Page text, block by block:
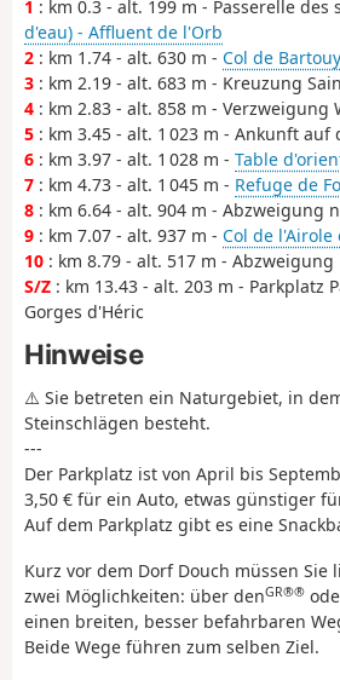
1 : km 0.3 - alt. 199 m - Passerelle des
d'eau) - Affluent de l'Orb
2 : km 1.74 - alt. 630 m - Col de
3 : km 2.19 - alt. 683 m - Kreuzung
4 : km 2.83 - alt. 858 m - Verzweigung
5 : km 3.45 - alt. 1 023 m - Ankunft auf
6 : km 3.97 - alt. 1 028 m - Table
7 : km 4.73 - alt. 1 045 m - Refuge de
8 : km 6.64 - alt. 904 m - Abzweigung
9 : km 7.07 - alt. 937 m - Col de l'Airole
10 : km 8.79 - alt. 517 m -
S/Z : km 13.43 - alt. 203 m - Parkplatz
Gorges d'Héric
Hinweise
⚠️ Sie betreten ein Naturgebiet, in
Steinschlägen besteht.
---
Der Parkplatz ist von April bis
3,50 € für ein Auto, etwas günstiger
Auf dem Parkplatz gibt es eine
Kurz vor dem Dorf Douch müssen Sie
zwei Möglichkeiten: über denGR®®
einen breiten, besser befahrbaren
Beide Wege führen zum selben Ziel.